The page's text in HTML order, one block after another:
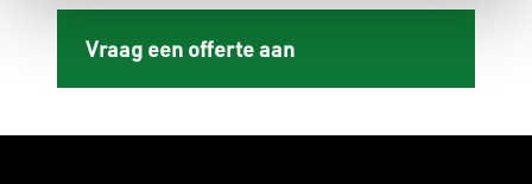
Vraag een offerte aan